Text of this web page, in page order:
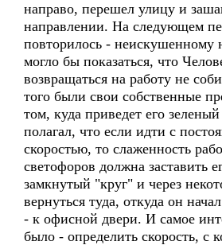
направо, перешел улицу и
направлении. На следующем
повторилось - неискушенному
могло бы показаться, что
возвращаться на работу не
того были свои собственные
том, куда приведет его
полагал, что если идти с
скоростью, то слаженность
светофоров должна заставить
замкнутый "круг" и через
вернуться туда, откуда он
- к офисной двери. И самое
было - определить скорость, с